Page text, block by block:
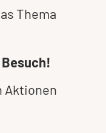
Thema
Aktionen